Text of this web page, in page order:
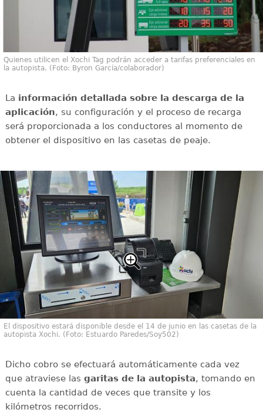
Quienes utilicen el Xochi Tag podrán acceder a tarifas preferenciales en
la autopista. (Foto: Byron García/colaborador)
La información detallada sobre la descarga de la
aplicación, su configuración y el proceso de recarga
será proporcionada a los conductores al momento de
obtener el dispositivo en las casetas de peaje.
El dispositivo estará disponible desde el 14 de junio en las casetas de la
autopista Xochi. (Foto: Estuardo Paredes/Soy502)
Dicho cobro se efectuará automáticamente cada vez
que atraviese las garitas de la autopista, tomando en
cuenta la cantidad de veces que transite y los
kilómetros recorridos.